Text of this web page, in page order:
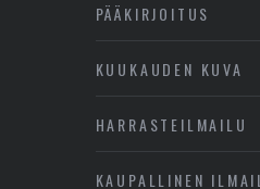
PÄÄKIRJOITUS
KUUKAUDEN KUVA
HARRASTEILMAILU
KAUPALLINEN